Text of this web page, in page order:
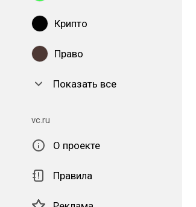
Крипто
Право
Показать все
vc.ru
О проекте
Правила